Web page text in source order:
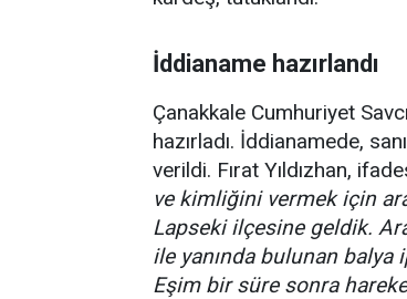
İddianame hazırlandı
Çanakkale Cumhuriyet
hazırladı. İddianamede,
verildi. Fırat Yıldızhan,
ve kimliğini vermek için
Lapseki ilçesine geldik.
ile yanında bulunan balya
Eşim bir süre sonra